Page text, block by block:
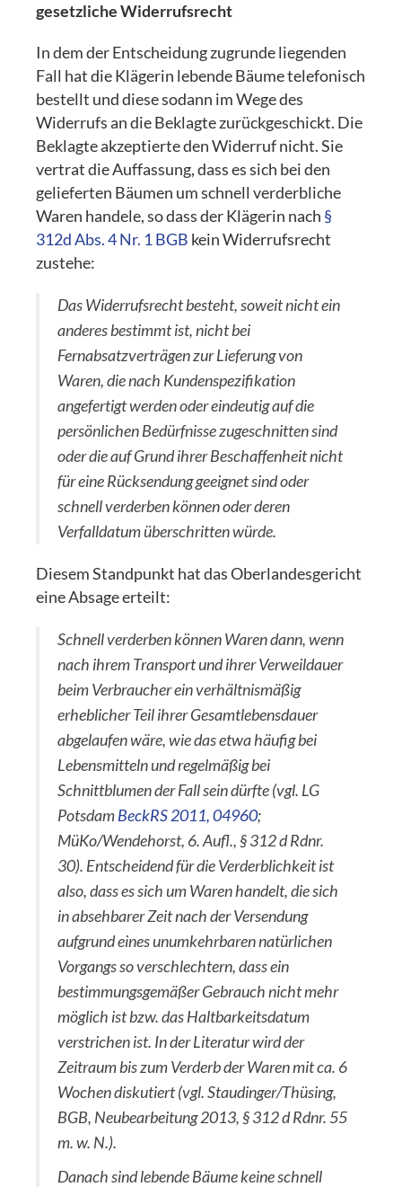
gesetzliche Widerrufsrecht
In dem der Entscheidung zugrunde liegenden
Fall hat die Klägerin lebende Bäume telefonisch
bestellt und diese sodann im Wege des
Widerrufs an die Beklagte zurückgeschickt. Die
Beklagte akzeptierte den Widerruf nicht. Sie
vertrat die Auffassung, dass es sich bei den
gelieferten Bäumen um schnell verderbliche
Waren handele, so dass der Klägerin nach §
312d Abs. 4 Nr. 1 BGB kein Widerrufsrecht
zustehe:
Das Widerrufsrecht besteht, soweit nicht ein
anderes bestimmt ist, nicht bei
Fernabsatzverträgen zur Lieferung von
Waren, die nach Kundenspezifikation
angefertigt werden oder eindeutig auf die
persönlichen Bedürfnisse zugeschnitten sind
oder die auf Grund ihrer Beschaffenheit nicht
für eine Rücksendung geeignet sind oder
schnell verderben können oder deren
Verfalldatum überschritten würde.
Diesem Standpunkt hat das Oberlandesgericht
eine Absage erteilt:
Schnell verderben können Waren dann, wenn
nach ihrem Transport und ihrer Verweildauer
beim Verbraucher ein verhältnismäßig
erheblicher Teil ihrer Gesamtlebensdauer
abgelaufen wäre, wie das etwa häufig bei
Lebensmitteln und regelmäßig bei
Schnittblumen der Fall sein dürfte (vgl. LG
PotsdamBeckRS 2011, 04960;
MüKo/Wendehorst, 6. Aufl., § 312 d Rdnr.
30). Entscheidend für die Verderblichkeit ist
also, dass es sich um Waren handelt, die sich
in absehbarer Zeit nach der Versendung
aufgrund eines unumkehrbaren natürlichen
Vorgangs so verschlechtern, dass ein
bestimmungsgemäßer Gebrauch nicht mehr
möglich ist bzw. das Haltbarkeitsdatum
verstrichen ist. In der Literatur wird der
Zeitraum bis zum Verderb der Waren mit ca. 6
Wochen diskutiert (vgl. Staudinger/Thüsing,
BGB, Neubearbeitung 2013, § 312 d Rdnr. 55
m. w. N.).
Danach sind lebende Bäume keine schnell